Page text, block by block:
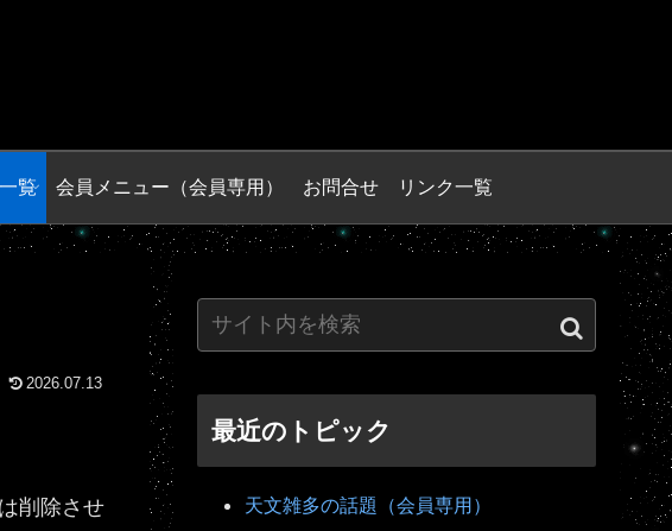
覧 会員メニュー（会員専用） お問合せ リンク一覧
2026.07.13
削除させ
最近のトピック
天文雑多の話題（会員専用）